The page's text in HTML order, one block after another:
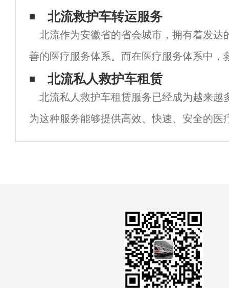
以确保病人或伤者在转移过程中得到最好的
我们将讨论救护车转运的重要性以及如何确
北流救护车转运服务
北流作为安徽省的省会城市，拥有着发达
善的医疗服务体系。而在医疗服务体系中，
是至关重要的一环。 北流救护车转运服务
急救援和患者转运服务，为北流市民的生命
北流私人救护车租赁
北流私人救护车租赁服务已经成为越来越
为这种服务能够提供高效、快速、安全的医
别是在急救和运送病人方面，私人救护车的